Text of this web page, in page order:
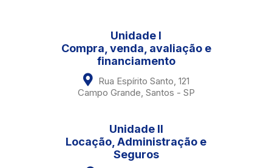
Unidade I
Compra, venda, avaliação e
financiamento
Rua Espírito Santo, 121
Campo Grande, Santos - SP
Unidade II
Locação, Administração e
Seguros